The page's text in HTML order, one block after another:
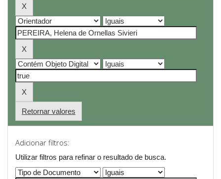
Retornar valores
Adicionar filtros:
Utilizar filtros para refinar o resultado de busca.